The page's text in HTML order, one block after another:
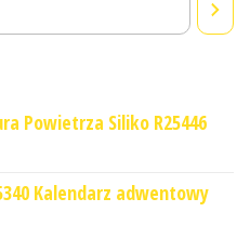
Powietrza Siliko R25446
Kalendarz adwentowy